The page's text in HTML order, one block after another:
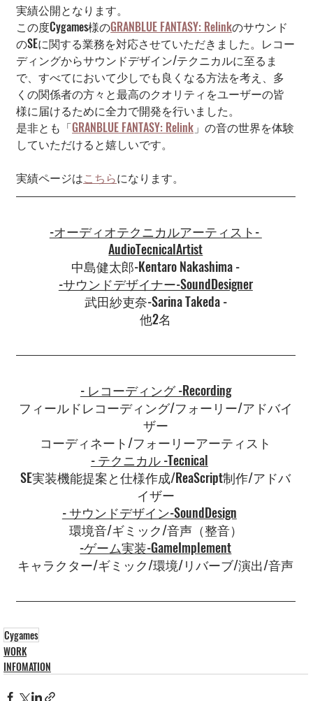
実績公開となります。
この度Cygames様のGRANBLUE FANTASY: Relinkのサウンド
のSEに関する業務を対応させていただきました。レコー
ディングからサウンドデザイン/テクニカルに至るま
で、すべてにおいて少しでも良くなる方法を考え、多
くの関係者の方々と最高のクオリティをユーザーの皆
様に届けるために全力で開発を行いました。
是非とも「GRANBLUE FANTASY: Relink 」の音の世界を体験
していただけると嬉しいです。
実績ページはこちらになります。
-オーディオテクニカルアーティスト-
AudioTecnicalArtist
中島健太郎-Kentaro Nakashima -
​-サウンドデザイナー-SoundDesigner
武田紗吏奈-Sarina Takeda -
他2名
- レコーディング -Recording
フィールドレコーディング/フォーリー/アドバイ
ザー
コーディネート/フォーリーアーティスト
- テクニカル -Tecnical
SE実装機能提案と仕様作成/ReaScript制作/アドバ
イザー
- サウンドデザイン-SoundDesign
環境音/ギミック/音声（整音）
-ゲーム実装-GameImplement
キャラクター/ギミック/環境/リバーブ/演出/音声
Cygames
WORK
INFOMATION